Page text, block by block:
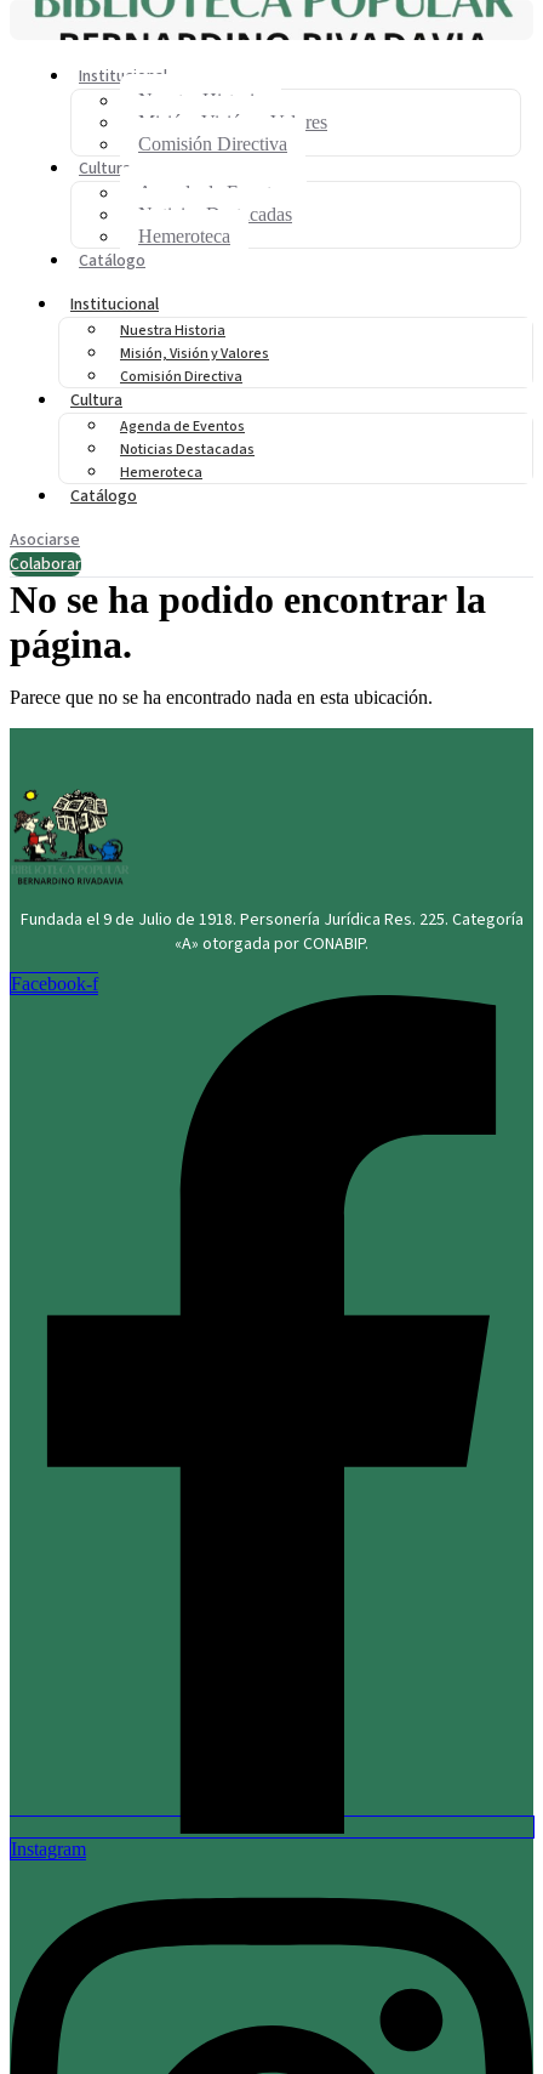
Institucional
Nuestra Historia
Misión, Visión y Valores
Comisión Directiva
Cultura
Agenda de Eventos
Noticias Destacadas
Hemeroteca
Catálogo
Institucional
Nuestra Historia
Misión, Visión y Valores
Comisión Directiva
Cultura
Agenda de Eventos
Noticias Destacadas
Hemeroteca
Catálogo
Asociarse
Colaborar
No se ha podido encontrar la
página.
Parece que no se ha encontrado nada en esta ubicación.
Fundada el 9 de Julio de 1918. Personería Jurídica Res. 225. Categoría
«A» otorgada por CONABIP.
Facebook-f
Instagram